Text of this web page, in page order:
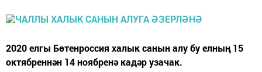
2020 елгы Бөтенроссия халык санын алу бу елның 15
октябреннән 14 ноябренә кадәр узачак.